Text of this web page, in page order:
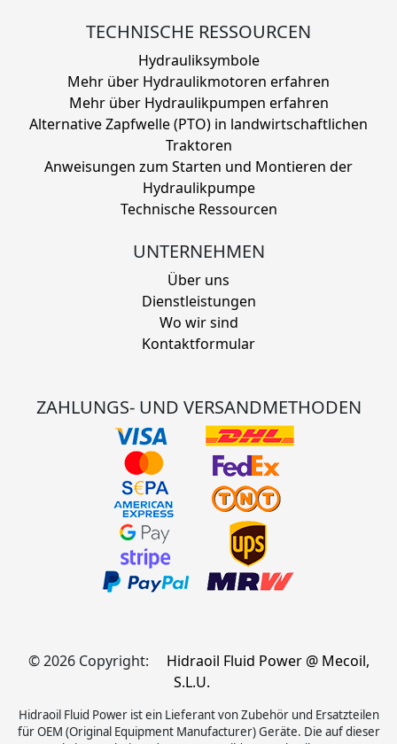
TECHNISCHE RESSOURCEN
Hydrauliksymbole
Mehr über Hydraulikmotoren erfahren
Mehr über Hydraulikpumpen erfahren
Alternative Zapfwelle (PTO) in landwirtschaftlichen
Traktoren
Anweisungen zum Starten und Montieren der
Hydraulikpumpe
Technische Ressourcen
UNTERNEHMEN
Über uns
Dienstleistungen
Wo wir sind
Kontaktformular
ZAHLUNGS- UND VERSANDMETHODEN
© 2026 Copyright:
Hidraoil Fluid Power @ Mecoil,
S.L.U.
Hidraoil Fluid Power ist ein Lieferant von Zubehör und Ersatzteilen
für OEM (Original Equipment Manufacturer) Geräte. Die auf dieser